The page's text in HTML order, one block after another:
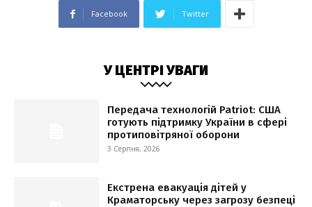
Facebook Twitter
У ЦЕНТРІ УВАГИ
Передача технологій Patriot: США
готують підтримку України в сфері
протиповітряної оборони
3 Серпня, 2026
Екстрена евакуація дітей у
Краматорську через загрозу безпеці